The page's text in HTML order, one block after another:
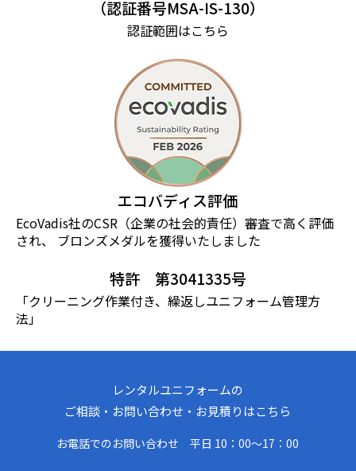
（認証番号MSA-IS-130）
認証範囲はこちら
エコバディス評価
EcoVadis社のCSR（企業の社会的責任）審査で⾼く評価
され、 ブロンズメダルを獲得いたしました
特許 第3041335号
「クリーニング作業付き、繰返しユニフォーム管理方
法」
レンタルユニフォームの
ご相談・お問い合わせ・お見積りはこちら
お電話でのお問い合わせ 平日 10：00〜17：00